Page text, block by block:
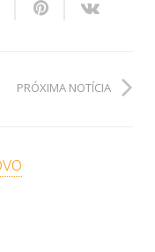
PRÓXIMA NOTÍCIA